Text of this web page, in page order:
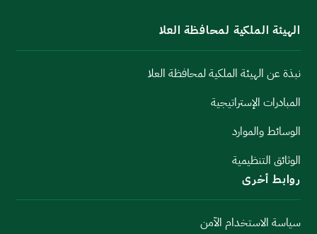
الهيئة الملكية لمحافظة العلا
نبذة عن الهيئة الملكية لمحافظة العلا
المبادرات الإستراتيجية
الوسائط والموارد
الوثائق التنظيمية
روابط أخرى
سياسة الاستخدام الآمن